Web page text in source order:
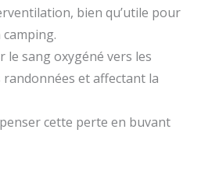
bien qu’utile pour
sang oxygéné vers les
et affectant la
cette perte en buvant